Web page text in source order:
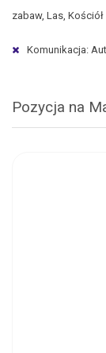
zabaw, Las, Kościół
Komunikacja:
Pozycja na